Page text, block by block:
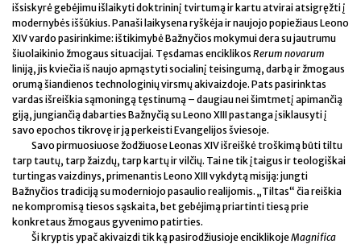
išsiskyrė gebėjimu išlaikyti doktrininį tvirtumą ir kartu atvirai atsigręžti į
modernybės iššūkius. Panaši laikysena ryškėja ir naujojo popiežiaus Leono
XIV vardo pasirinkime: ištikimybė Bažnyčios mokymui dera su jautrumu
šiuolaikinio žmogaus situacijai. Tęsdamas enciklikos Rerum novarum
liniją, jis kviečia iš naujo apmąstyti socialinį teisingumą, darbą ir žmogaus
orumą šiandienos technologinių virsmų akivaizdoje. Pats pasirinktas
vardas išreiškia sąmoningą tęstinumą – daugiau nei šimtmetį apimančią
giją, jungiančią dabarties Bažnyčią su Leono XIII pastanga įsiklausyti į
savo epochos tikrovę ir ją perkeisti Evangelijos šviesoje.
Savo pirmuosiuose žodžiuose Leonas XIV išreiškė troškimą būti tiltu
tarp tautų, tarp žaizdų, tarp kartų ir vilčių. Tai ne tik įtaigus ir teologiškai
turtingas vaizdinys, primenantis Leono XIII vykdytą misiją: jungti
Bažnyčios tradiciją su moderniojo pasaulio realijomis. „Tiltas“ čia reiškia
ne kompromisą tiesos sąskaita, bet gebėjimą priartinti tiesą prie
konkretaus žmogaus gyvenimo patirties.
Ši kryptis ypač akivaizdi tik ką pasirodžiusioje enciklikojeMagnifica